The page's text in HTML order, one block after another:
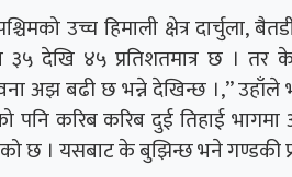
उच्च हिमाली क्षेत्र दार्चुला,
३५ देखि ४५ प्रतिशतमात्र छ । तर
अझ बढी छ भन्ने देखिन्छ ।,’’ उहाँले
पनि करिब करिब दुई तिहाई
छ । यसबाट के बुझिन्छ भने गण्डकी